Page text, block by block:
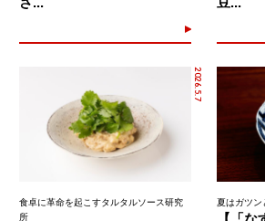
2026.5.7
食卓に革命を起こすタルタルソース研究
所
夏はガツン